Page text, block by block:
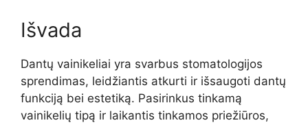
Išvada
Dantų vainikeliai yra svarbus stomatologijos
sprendimas, leidžiantis atkurti ir išsaugoti dantų
funkciją bei estetiką. Pasirinkus tinkamą
vainikelių tipą ir laikantis tinkamos priežiūros,